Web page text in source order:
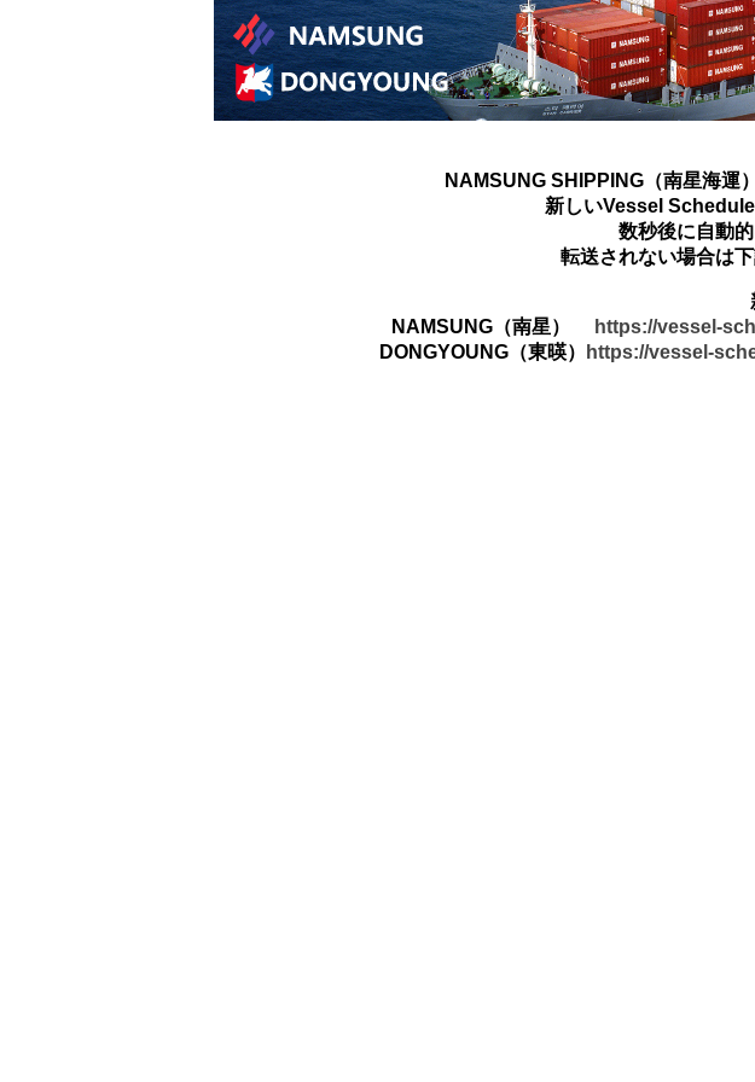
NAMSUNG SHIPPING（南星海運
新しいVessel
数秒後に自動
転送されない場合は
NAMSUNG（南星）
https://vessel-
DONGYOUNG（東暎）
https://vessel-